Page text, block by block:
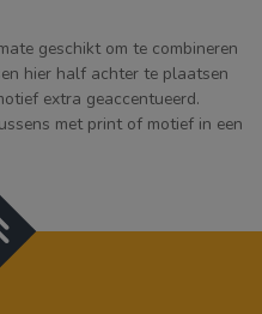
geschikt om te combineren
hier half achter te plaatsen
extra geaccentueerd.
met print of motief in een